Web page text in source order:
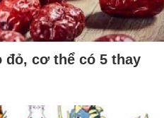
đỏ, cơ thể có 5 thay